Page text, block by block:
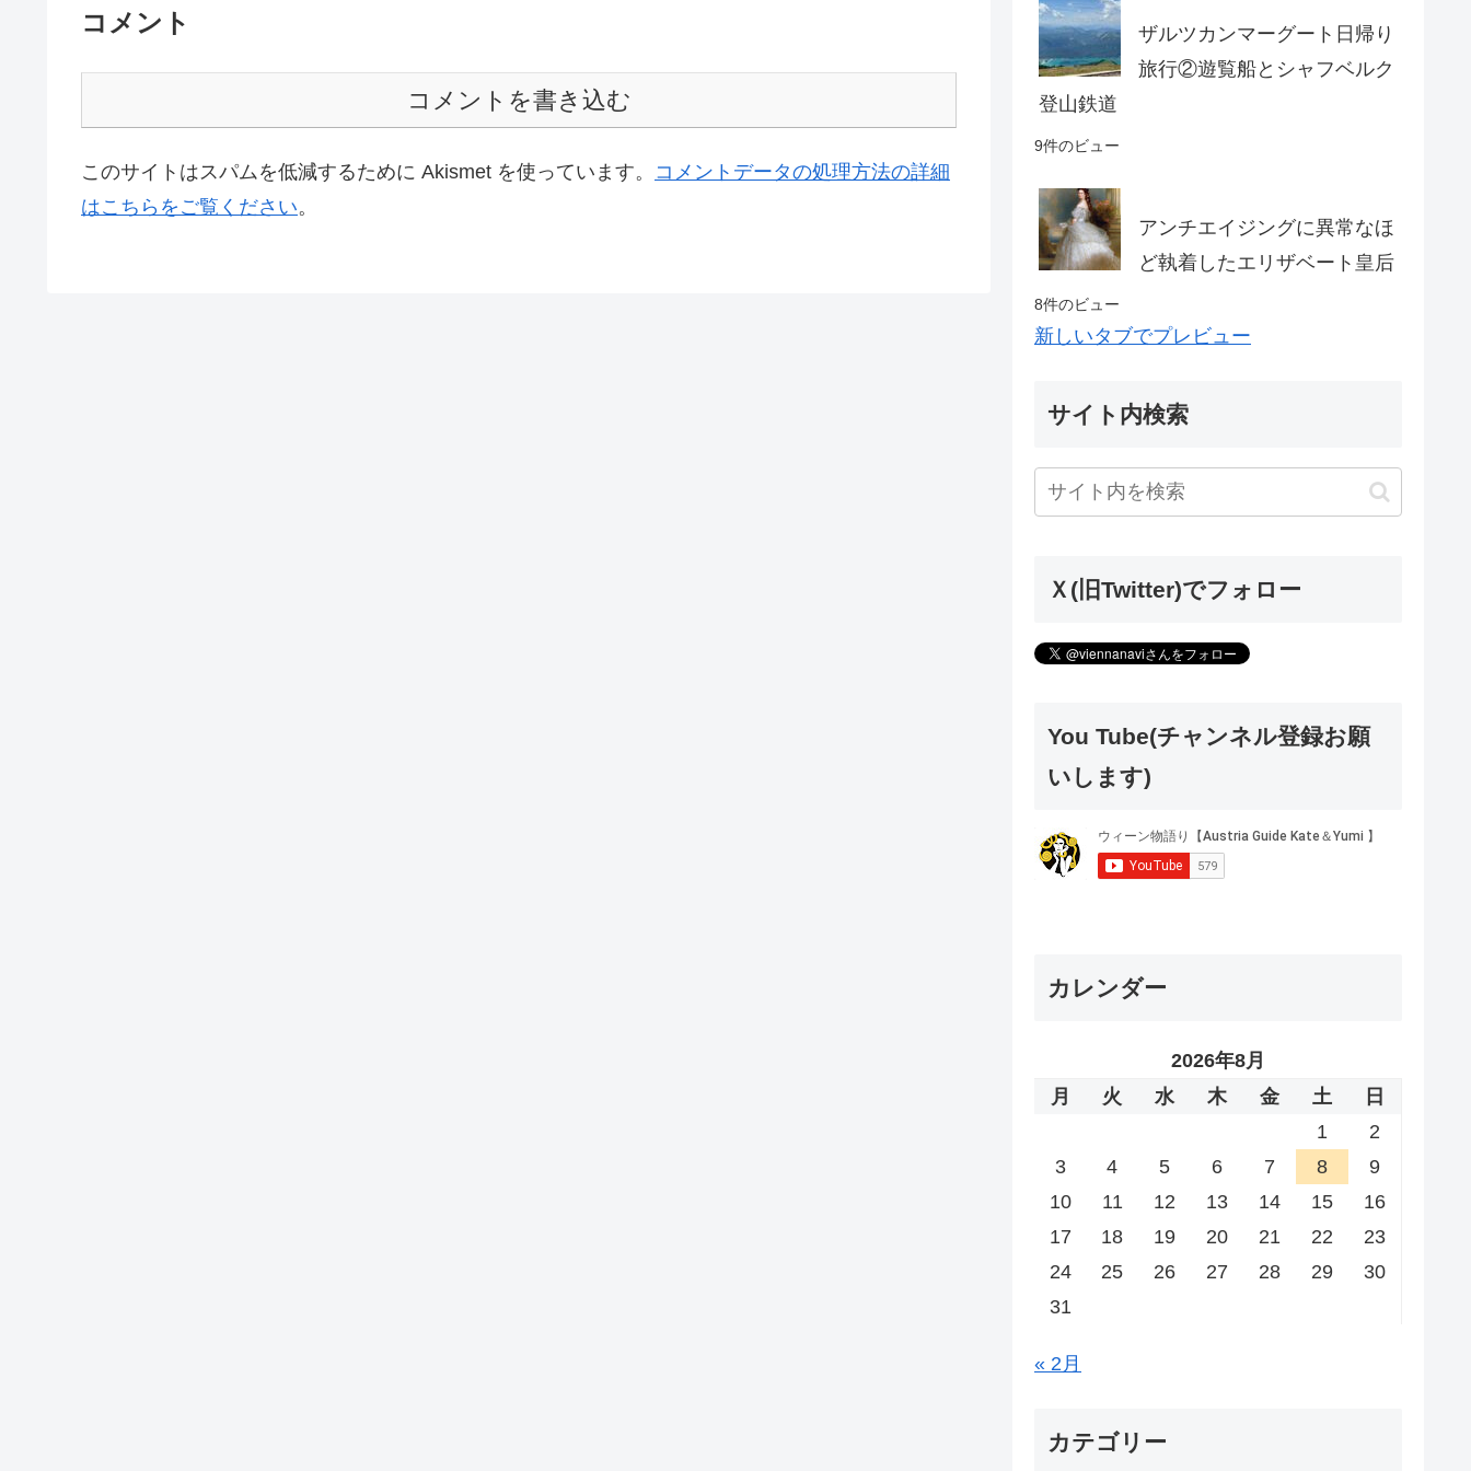
コメント
コメントを書き込む
このサイトはスパムを低減するために Akismet を使っています。 コメントデータの処理方法の詳細
はこちらをご覧ください。
ザルツカンマーグート日帰り
旅行②遊覧船とシャフベルク
登山鉄道
9件のビュー
アンチエイジングに異常なほ
ど執着したエリザベート皇后
8件のビュー
新しいタブでプレビュー
サイト内検索
Ｘ(旧Twitter)でフォロー
You Tube(チャンネル登録お願
いします)
カレンダー
2026年8月
月
火 水 木 金 土
日
1
2
3
4 5 6 7 8
9
10
11 12 13 14 15
16
17
18 19 20 21 22
23
24
25 26 27 28 29
30
31
« 2月
カテゴリー